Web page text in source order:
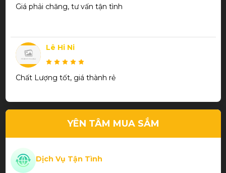
Giá phải chăng, tư vấn tận tình
Lê Hi Ni
Chất Lượng tốt, giá thành rẻ
Trần Thanh Phương
YÊN TÂM MUA SẮM
Dịch Vụ Tận Tình